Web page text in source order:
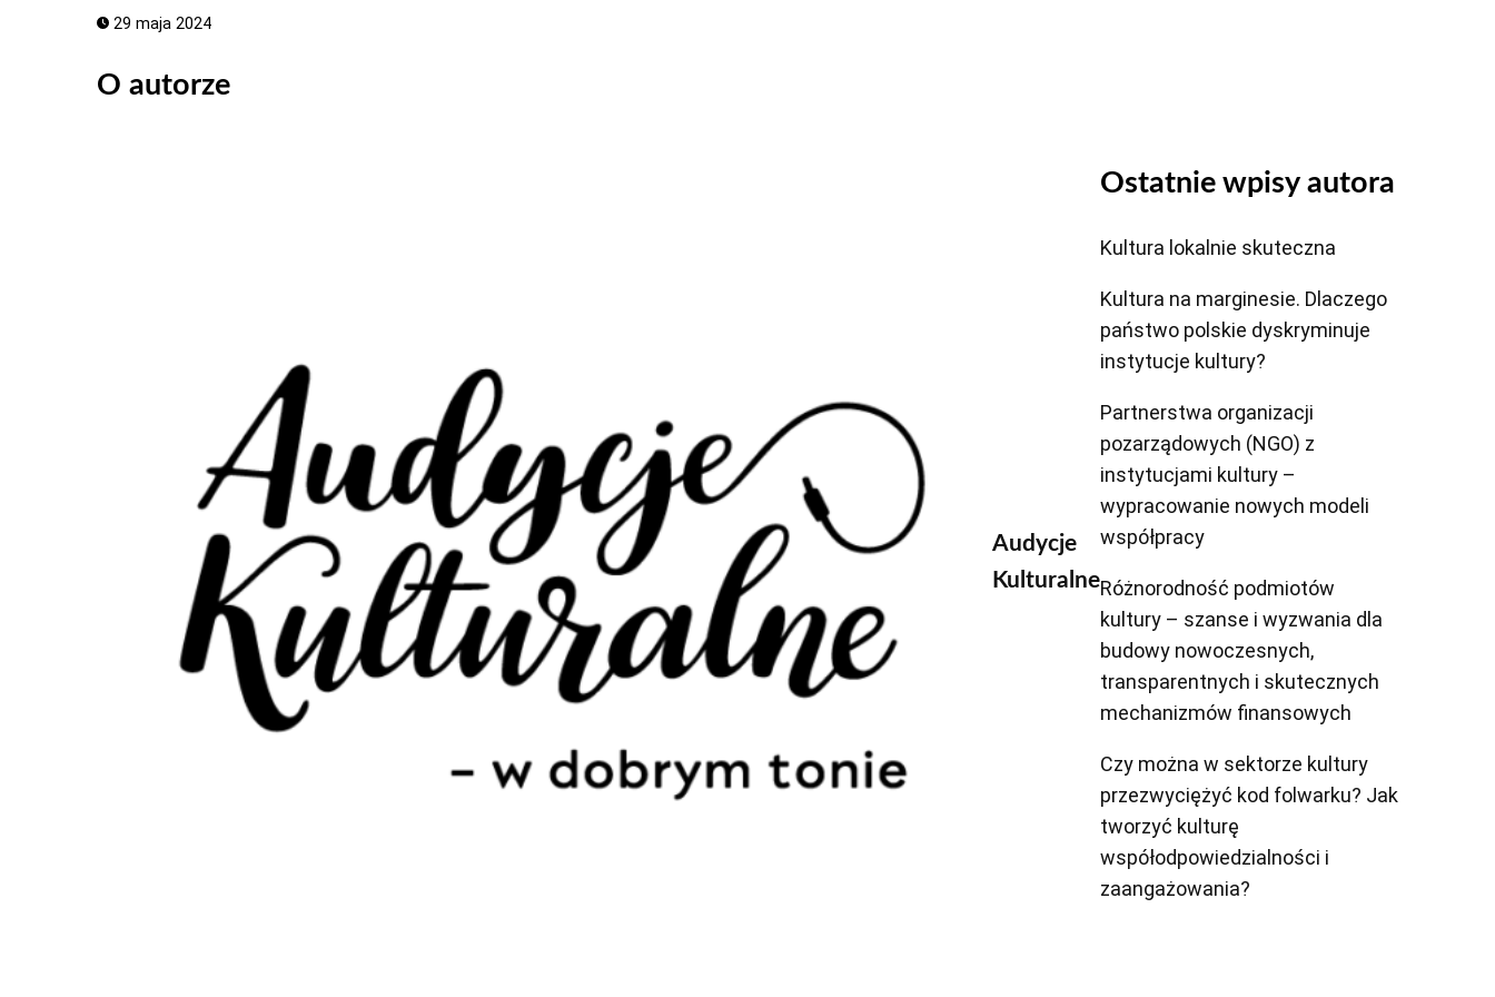
29 maja 2024
O autorze
Audycje
Kulturalne
Ostatnie wpisy autora
Kultura lokalnie skuteczna
Kultura na marginesie. Dlaczego
państwo polskie dyskryminuje
instytucje kultury?
Partnerstwa organizacji
pozarządowych (NGO) z
instytucjami kultury –
wypracowanie nowych modeli
współpracy
Różnorodność podmiotów
kultury – szanse i wyzwania dla
budowy nowoczesnych,
transparentnych i skutecznych
mechanizmów finansowych
Czy można w sektorze kultury
przezwyciężyć kod folwarku? Jak
tworzyć kulturę
współodpowiedzialności i
zaangażowania?